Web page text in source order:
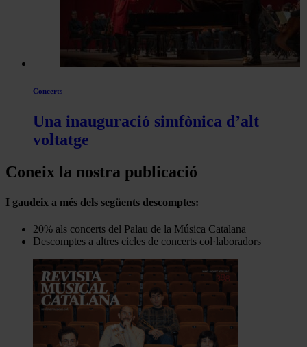
Concerts
Una inauguració simfònica d’alt
voltatge
Coneix la nostra publicació
I gaudeix a més dels següents descomptes:
20% als concerts del Palau de la Música Catalana
Descomptes a altres cicles de concerts col·laboradors